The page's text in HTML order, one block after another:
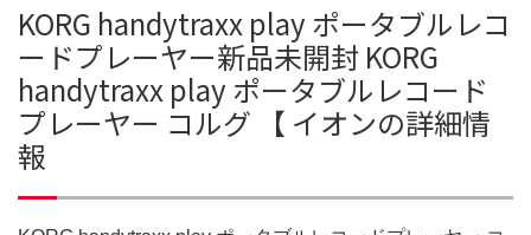
KORG handytraxx play ポータブルレコ
ードプレーヤー新品未開封 KORG
handytraxx play ポータブルレコード
プレーヤー コルグ 【 イオンの詳細情
報